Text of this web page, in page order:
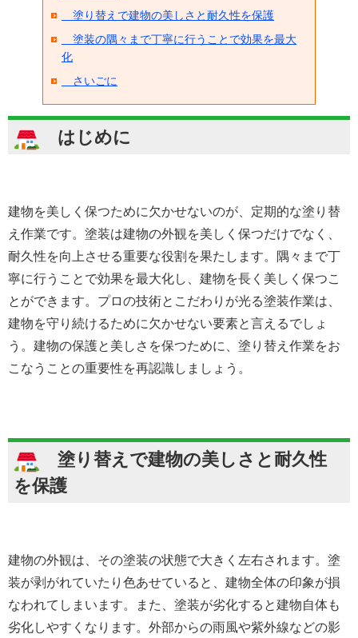
塗り替えで建物の美しさと耐久性を保護
塗装の隅々まで丁寧に行うことで効果を最大
化
さいごに
はじめに
建物を美しく保つために欠かせないのが、定期的な塗り替
え作業です。塗装は建物の外観を美しく保つだけでなく、
耐久性を向上させる重要な役割を果たします。隅々まで丁
寧に行うことで効果を最大化し、建物を長く美しく保つこ
とができます。プロの技術とこだわりが光る塗装作業は、
建物を守り続けるために欠かせない要素と言えるでしょ
う。建物の保護と美しさを保つために、塗り替え作業をお
こなうことの重要性を再認識しましょう。
塗り替えで建物の美しさと耐久性
を保護
建物の外観は、その塗装の状態で大きく左右されます。塗
装が剥がれていたり色あせていると、建物全体の印象が損
なわれてしまいます。また、塗装が劣化すると建物自体も
劣化しやすくなります。外部からの雨風や紫外線などの影